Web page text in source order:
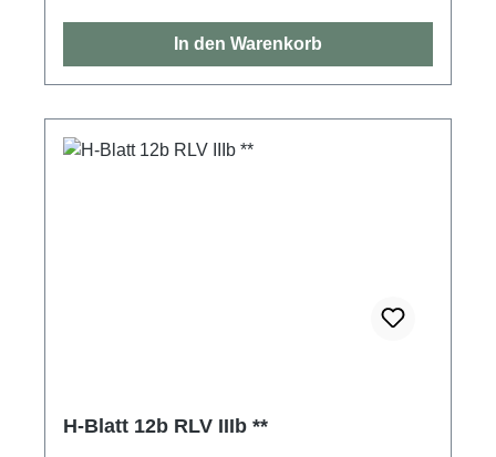
In den Warenkorb
H-Blatt 12b RLV IIIb **